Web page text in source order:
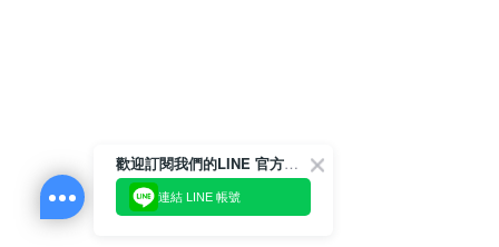
歡迎訂閱我們的LINE 官方帳號
連結 LINE 帳號